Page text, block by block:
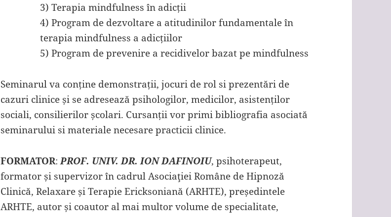
3) Terapia mindfulness în adicții
4) Program de dezvoltare a atitudinilor fundamentale în
terapia mindfulness a adicțiilor
5) Program de prevenire a recidivelor bazat pe mindfulness
Seminarul va conține demonstrații, jocuri de rol si prezentări de
cazuri clinice și se adresează psihologilor, medicilor, asistenților
sociali, consilierilor școlari. Cursanții vor primi bibliografia asociată
seminarului si materiale necesare practicii clinice.
FORMATOR:PROF. UNIV. DR. ION DAFINOIU, psihoterapeut,
formator și supervizor în cadrul Asociaţiei Române de Hipnoză
Clinică, Relaxare și Terapie Ericksoniană (ARHTE), președintele
ARHTE, autor și coautor al mai multor volume de specialitate,